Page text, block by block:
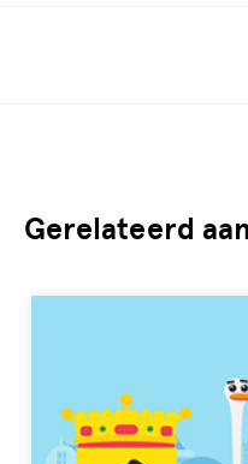
Gerelateerd